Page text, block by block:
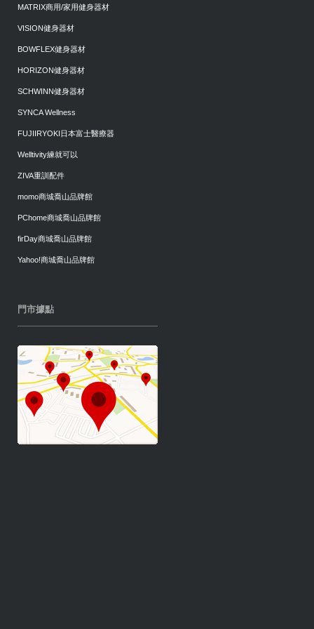
MATRIX商用/家用健身器材
VISION健身器材
BOWFLEX健身器材
HORIZON健身器材
SCHWINN健身器材
SYNCA Wellness
FUJIIRYOKI日本富士醫療器
Welltivity練就可以
ZIVA重訓配件
momo商城喬山品牌館
PChome商城喬山品牌館
firDay商城喬山品牌館
Yahoo!商城喬山品牌館
門市據點